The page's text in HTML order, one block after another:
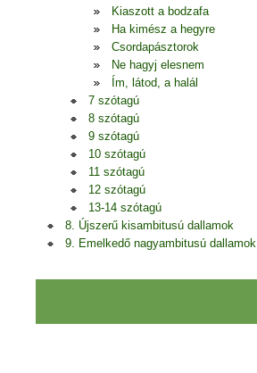
Kiaszott a bodzafa
Ha kimész a hegyre
Csordapásztorok
Ne hagyj elesnem
Ím, látod, a halál
7 szótagú
8 szótagú
9 szótagú
10 szótagú
11 szótagú
12 szótagú
13-14 szótagú
8. Újszerű kisambitusú dallamok
9. Emelkedő nagyambitusú dallamok